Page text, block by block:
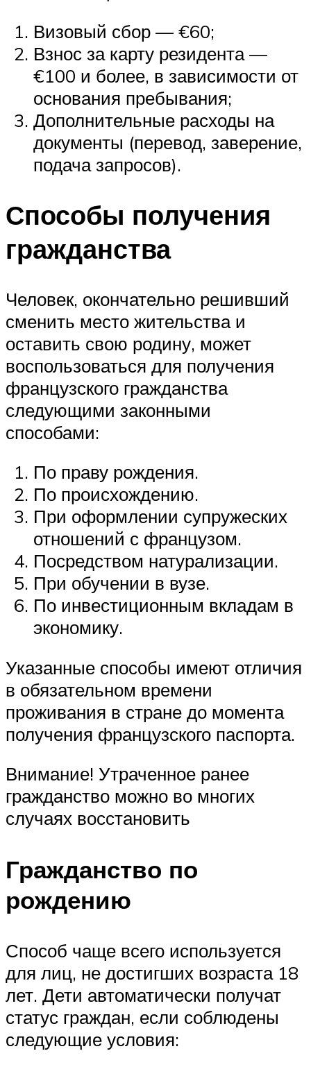
Визовый сбор — €60;
Взнос за карту резидента —
€100 и более, в зависимости от
основания пребывания;
Дополнительные расходы на
документы (перевод, заверение,
подача запросов).
Способы получения
гражданства
Человек, окончательно решивший
сменить место жительства и
оставить свою родину, может
воспользоваться для получения
французского гражданства
следующими законными
способами:
По праву рождения.
По происхождению.
При оформлении супружеских
отношений с французом.
Посредством натурализации.
При обучении в вузе.
По инвестиционным вкладам в
экономику.
Указанные способы имеют отличия
в обязательном времени
проживания в стране до момента
получения французского паспорта.
Внимание! Утраченное ранее
гражданство можно во многих
случаях восстановить
Гражданство по
рождению
Способ чаще всего используется
для лиц, не достигших возраста 18
лет. Дети автоматически получат
статус граждан, если соблюдены
следующие условия: